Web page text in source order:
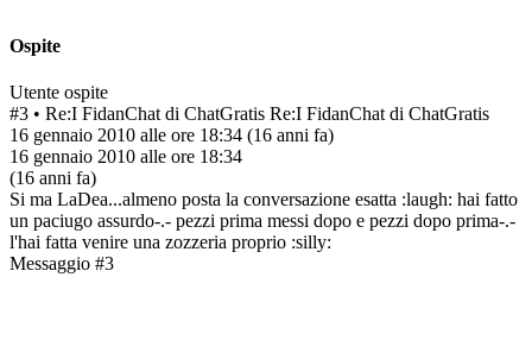
Ospite
Utente ospite
#3 • Re:I FidanChat di ChatGratis Re:I FidanChat di ChatGratis
16 gennaio 2010 alle ore 18:34 (16 anni fa)
16 gennaio 2010 alle ore 18:34
(16 anni fa)
Si ma LaDea...almeno posta la conversazione esatta :laugh: hai fatto
un paciugo assurdo-.- pezzi prima messi dopo e pezzi dopo prima-.-
l'hai fatta venire una zozzeria proprio :silly:
Messaggio #3